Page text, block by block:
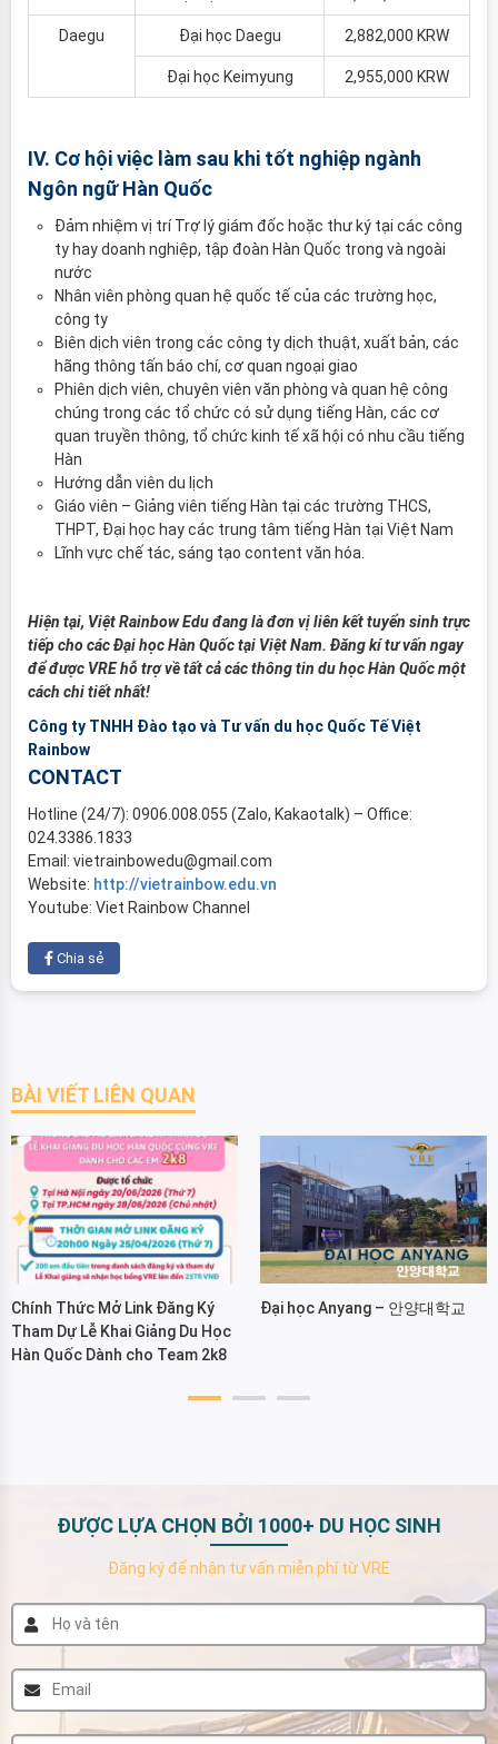
Daegu Đại học Daegu 2,882,000 KRW
Đại học Keimyung 2,955,000 KRW
IV. Cơ hội việc làm sau khi tốt nghiệp ngành
Ngôn ngữ Hàn Quốc
Đảm nhiệm vị trí Trợ lý giám đốc hoặc thư ký tại các công
ty hay doanh nghiệp, tập đoàn Hàn Quốc trong và ngoài
nước
Nhân viên phòng quan hệ quốc tế của các trường học,
công ty
Biên dịch viên trong các công ty dịch thuật, xuất bản, các
hãng thông tấn báo chí, cơ quan ngoại giao
Phiên dịch viên, chuyên viên văn phòng và quan hệ công
chúng trong các tổ chức có sử dụng tiếng Hàn, các cơ
quan truyền thông, tổ chức kinh tế xã hội có nhu cầu tiếng
Hàn
Hướng dẫn viên du lịch
Giáo viên – Giảng viên tiếng Hàn tại các trường THCS,
THPT, Đại học hay các trung tâm tiếng Hàn tại Việt Nam
Lĩnh vực chế tác, sáng tạo content văn hóa.
Hiện tại, Việt Rainbow Edu đang là đơn vị liên kết tuyển sinh trực
tiếp cho các Đại học Hàn Quốc tại Việt Nam. Đăng kí tư vấn ngay
để được VRE hỗ trợ về tất cả các thông tin du học Hàn Quốc một
cách chi tiết nhất!
Công ty TNHH Đào tạo và Tư vấn du học Quốc Tế Việt
Rainbow
CONTACT
Hotline (24/7): 0906.008.055 (Zalo, Kakaotalk) – Office:
024.3386.1833
Email: vietrainbowedu@gmail.com
Website: http://vietrainbow.edu.vn
Youtube: Viet Rainbow Channel
Chia sẻ
BÀI VIẾT LIÊN QUAN
Chính Thức Mở Link Đăng Ký
Tham Dự Lễ Khai Giảng Du Học
Hàn Quốc Dành cho Team 2k8
Đại học Anyang – 안양대학교
ĐƯỢC LỰA CHỌN BỞI 1000+ DU HỌC SINH
Đăng ký để nhận tư vấn miễn phí từ VRE